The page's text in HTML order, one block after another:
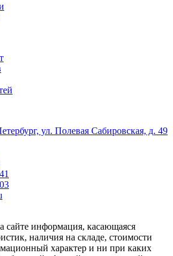
ул. Полевая Сабировская, д. 49
сайте информация, касающаяся
наличия на складе, стоимости
характер и ни при каких